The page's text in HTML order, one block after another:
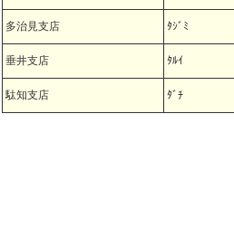
多治見支店 ﾀｼﾞﾐ
垂井支店 ﾀﾙｲ
駄知支店 ﾀﾞﾁ